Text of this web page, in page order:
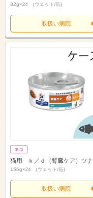
82g×24 (ウェット/缶)
取扱い病院
猫用 ｋ／ｄ（腎臓ケア）ツナ
156g×24 (ウェット/缶)
取扱い病院